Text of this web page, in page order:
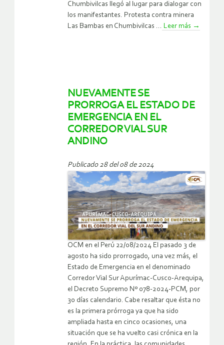
Chumbivilcas llegó al lugar para dialogar con
los manifestantes. Protesta contra minera
Las Bambas en Chumbivilcas ... Leer más →
NUEVAMENTE SE
PRORROGA EL ESTADO DE
EMERGENCIA EN EL
CORREDOR VIAL SUR
ANDINO
Publicado 28 del 08 de 2024
OCM en el Perú 22/08/2024 El pasado 3 de
agosto ha sido prorrogado, una vez más, el
Estado de Emergencia en el denominado
Corredor Vial Sur Apurímac-Cusco-Arequipa,
el Decreto Supremo Nº 078-2024-PCM, por
30 días calendario. Cabe resaltar que ésta no
es la primera prórroga ya que ha sido
ampliada hasta en cinco ocasiones, una
situación que se ha vuelto casi crónica en la